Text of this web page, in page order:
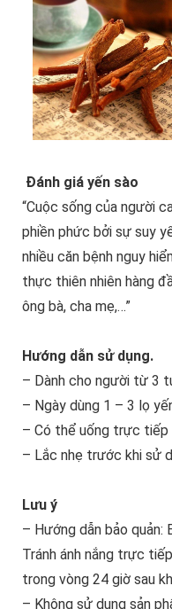
Đánh giá yến sào
“Cuộc sống của người
phiền phức bởi sự suy
nhiều căn bệnh nguy
thực thiên nhiên hàng
ông bà, cha mẹ,…”
Hướng dẫn sử dụng.
– Dành cho người từ 3
– Ngày dùng 1 – 3 lọ
– Có thể uống trực tiếp
– Lắc nhẹ trước khi sử
Lưu ý
– Hướng dẫn bảo quản:
Tránh ánh nắng trực
trong vòng 24 giờ sau
– Không sử dụng sản